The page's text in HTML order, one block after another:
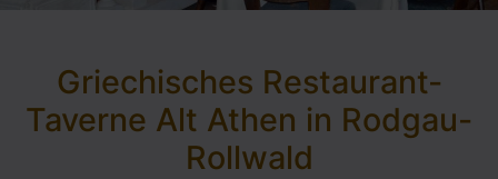
Griechisches Restaurant-
Taverne Alt Athen in Rodgau-
Rollwald